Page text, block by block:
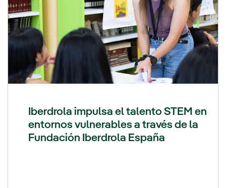
Iberdrola impulsa el talento STEM en
entornos vulnerables a través de la
Fundación Iberdrola España